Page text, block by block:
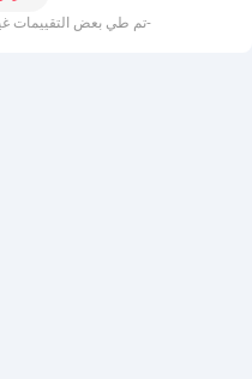
-تم طي بعض التقييمات